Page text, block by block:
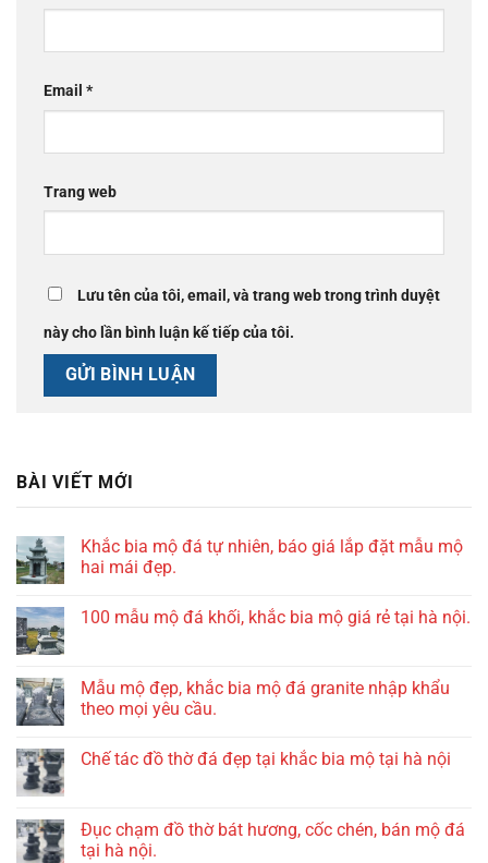
Email *
Trang web
Lưu tên của tôi, email, và trang web trong trình duyệt
này cho lần bình luận kế tiếp của tôi.
BÀI VIẾT MỚI
Khắc bia mộ đá tự nhiên, báo giá lắp đặt mẫu mộ
hai mái đẹp.
100 mẫu mộ đá khối, khắc bia mộ giá rẻ tại hà nội.
Mẫu mộ đẹp, khắc bia mộ đá granite nhập khẩu
theo mọi yêu cầu.
Chế tác đồ thờ đá đẹp tại khắc bia mộ tại hà nội
Đục chạm đồ thờ bát hương, cốc chén, bán mộ đá
tại hà nội.